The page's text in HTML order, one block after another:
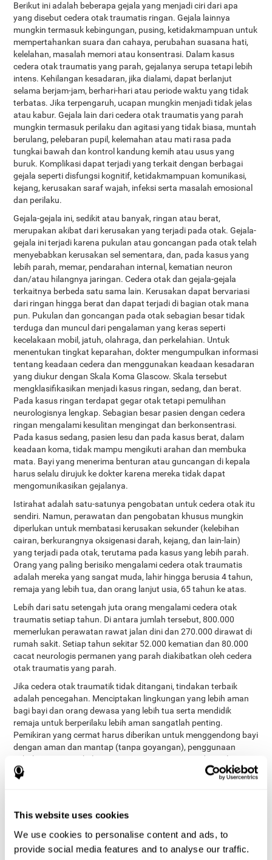
This website uses cookies
We use cookies to personalise content and ads, to
provide social media features and to analyse our traffic.
Berikut ini adalah beberapa gejala yang menjadi ciri dari apa
yang disebut cedera otak traumatis ringan. Gejala lainnya
mungkin termasuk kebingungan, pusing, ketidakmampuan untuk
mempertahankan suara dan cahaya, perubahan suasana hati,
kelelahan, masalah memori atau konsentrasi. Dalam kasus
cedera otak traumatis yang parah, gejalanya serupa tetapi lebih
intens. Kehilangan kesadaran, jika dialami, dapat berlanjut
selama berjam-jam, berhari-hari atau periode waktu yang tidak
terbatas. Jika terpengaruh, ucapan mungkin menjadi tidak jelas
atau kabur. Gejala lain dari cedera otak traumatis yang parah
mungkin termasuk perilaku dan agitasi yang tidak biasa, muntah
berulang, pelebaran pupil, kelemahan atau mati rasa pada
tungkai bawah dan kontrol kandung kemih atau usus yang
buruk. Komplikasi dapat terjadi yang terkait dengan berbagai
gejala seperti disfungsi kognitif, ketidakmampuan komunikasi,
kejang, kerusakan saraf wajah, infeksi serta masalah emosional
dan perilaku.
Gejala-gejala ini, sedikit atau banyak, ringan atau berat,
merupakan akibat dari kerusakan yang terjadi pada otak. Gejala-
gejala ini terjadi karena pukulan atau goncangan pada otak telah
menyebabkan kerusakan sel sementara, dan, pada kasus yang
lebih parah, memar, pendarahan internal, kematian neuron
dan/atau hilangnya jaringan. Cedera otak dan gejala-gejala
terkaitnya berbeda satu sama lain. Kerusakan dapat bervariasi
dari ringan hingga berat dan dapat terjadi di bagian otak mana
pun. Pukulan dan goncangan pada otak sebagian besar tidak
terduga dan muncul dari pengalaman yang keras seperti
kecelakaan mobil, jatuh, olahraga, dan perkelahian. Untuk
menentukan tingkat keparahan, dokter mengumpulkan informasi
tentang keadaan cedera dan menggunakan keadaan kesadaran
yang diukur dengan Skala Koma Glascow. Skala tersebut
mengklasifikasikan menjadi kasus ringan, sedang, dan berat.
Pada kasus ringan terdapat gegar otak tetapi pemulihan
neurologisnya lengkap. Sebagian besar pasien dengan cedera
ringan mengalami kesulitan mengingat dan berkonsentrasi.
Pada kasus sedang, pasien lesu dan pada kasus berat, dalam
keadaan koma, tidak mampu mengikuti arahan dan membuka
mata. Bayi yang menerima benturan atau guncangan di kepala
harus selalu dirujuk ke dokter karena mereka tidak dapat
mengomunikasikan gejalanya.
Istirahat adalah satu-satunya pengobatan untuk cedera otak itu
sendiri. Namun, perawatan dan pengobatan khusus mungkin
diperlukan untuk membatasi kerusakan sekunder (kelebihan
cairan, berkurangnya oksigenasi darah, kejang, dan lain-lain)
yang terjadi pada otak, terutama pada kasus yang lebih parah.
Orang yang paling berisiko mengalami cedera otak traumatis
adalah mereka yang sangat muda, lahir hingga berusia 4 tahun,
remaja yang lebih tua, dan orang lanjut usia, 65 tahun ke atas.
Lebih dari satu setengah juta orang mengalami cedera otak
traumatis setiap tahun. Di antara jumlah tersebut, 800.000
memerlukan perawatan rawat jalan dini dan 270.000 dirawat di
rumah sakit. Setiap tahun sekitar 52.000 kematian dan 80.000
cacat neurologis permanen yang parah diakibatkan oleh cedera
otak traumatis yang parah.
Jika cedera otak traumatik tidak ditangani, tindakan terbaik
adalah pencegahan. Menciptakan lingkungan yang lebih aman
bagi bayi dan orang dewasa yang lebih tua serta mendidik
remaja untuk berperilaku lebih aman sangatlah penting.
Pemikiran yang cermat harus diberikan untuk menggendong bayi
dengan aman dan mantap (tanpa goyangan), penggunaan
sabuk pengaman, helm, penyimpanan senjata api dan peluru,
pengaruh alkohol, pemasangan pegangan tangan dan alas
otak yang parah. Tim rehabilitasi dapat mencakup dokter
rehabilitatif, wicara dan bahasa, terapi okupasi, psikiatri, pekerja
sosial, dan rekreasi. Penelitian ekstensif menunjukkan bahwa